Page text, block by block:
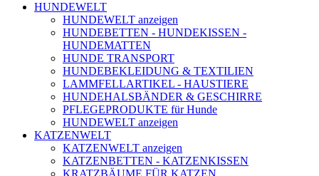
HUNDEWELT
HUNDEWELT anzeigen
HUNDEBETTEN - HUNDEKISSEN -
HUNDEMATTEN
HUNDE TRANSPORT
HUNDEBEKLEIDUNG & TEXTILIEN
LAMMFELLARTIKEL - HAUSTIERE
HUNDEHALSBÄNDER & GESCHIRRE
PFLEGEPRODUKTE für Hunde
HUNDEWELT anzeigen
KATZENWELT
KATZENWELT anzeigen
KATZENBETTEN - KATZENKISSEN
KRATZBÄUME FÜR KATZEN